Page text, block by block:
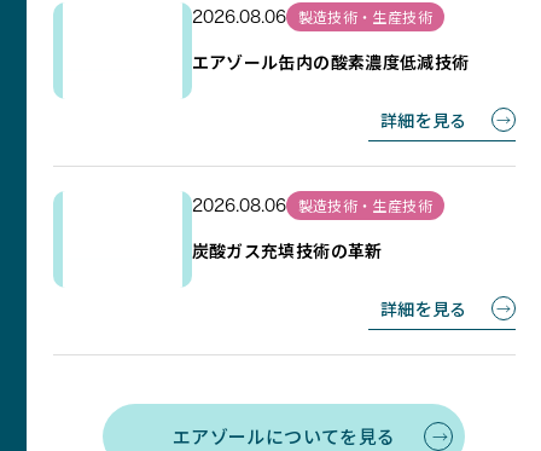
2026.08.06 製造技術・生産技術
エアゾール缶内の酸素濃度低減技術
詳細を見る
2026.08.06 製造技術・生産技術
炭酸ガス充填技術の革新
詳細を見る
エアゾールについてを見る